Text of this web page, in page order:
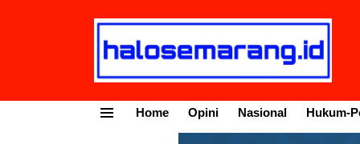
Home Opini Nasional Hukum-